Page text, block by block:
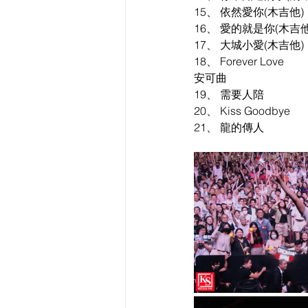
15、 依然愛你(木吉他)
16、 愛的就是你(木吉
17、 大城小愛(木吉他)
18、 Forever Love
安可曲
19、 需要人陪
20、 Kiss Goodbye
21、 龍的傳人